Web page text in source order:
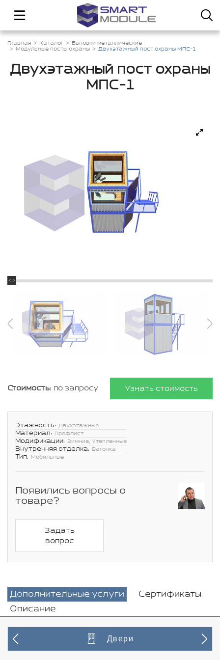
Главная Каталог
Бытовки металлические
Модульные посты охраны
Двухэтажный пост охраны МПС-1
Двухэтажный пост охраны
МПС-1
Стоимость: по запросу Узнать стоимость
Этажность: Двухэтажные
Материал: Профлист
Модификации: Зимние, Утепленные
Внутренняя отделка: Вагонка
Тип: Мобильные
Появились вопросы о
товаре?
Задать
вопрос
Дополнительные услуги
Сертификаты
Описание
Двери